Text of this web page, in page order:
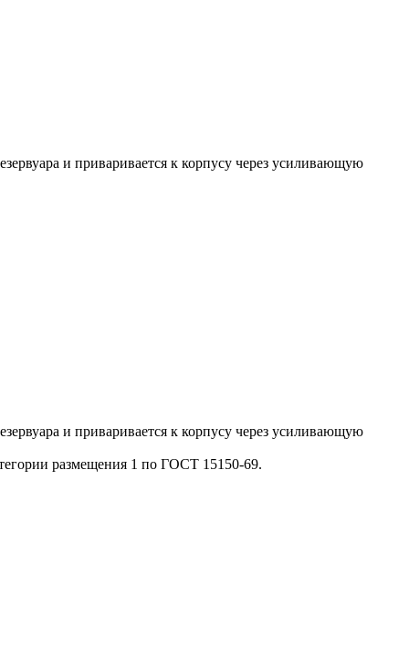
и приваривается к корпусу через усиливающую
и приваривается к корпусу через усиливающую
размещения 1 по ГОСТ 15150-69.